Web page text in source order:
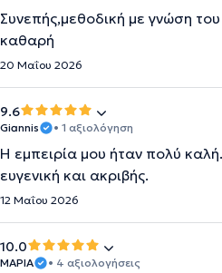
Συνεπής,μεθοδική με γνώση
καθαρή
20 Μαΐου 2026
9.6
Giannis • 1 αξιολόγηση
Η εμπειρία μου ήταν πολύ
ευγενική και ακριβής.
12 Μαΐου 2026
10.0
ΜΑΡΙΑ • 4 αξιολογήσεις